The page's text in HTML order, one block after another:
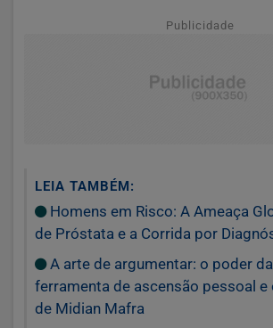
Publicidade
LEIA TAMBÉM:
Homens em Risco: A Ameaça
de Próstata e a Corrida por
A arte de argumentar: o poder
ferramenta de ascensão pessoal e
de Midian Mafra